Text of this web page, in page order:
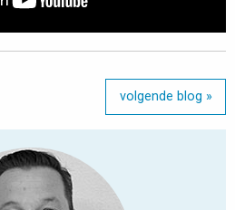
volgende blog »